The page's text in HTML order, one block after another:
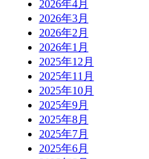
2026年4月
2026年3月
2026年2月
2026年1月
2025年12月
2025年11月
2025年10月
2025年9月
2025年8月
2025年7月
2025年6月